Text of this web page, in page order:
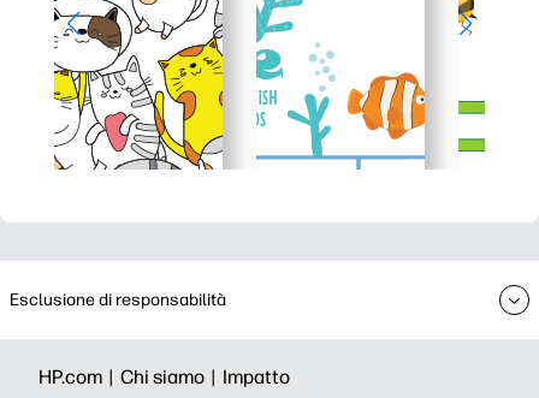
Esclusione di responsabilità
HP.com | Chi siamo | Impatto